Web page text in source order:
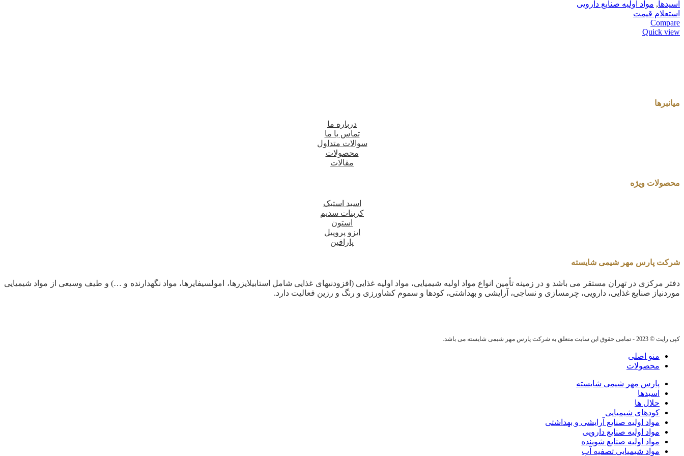
اسیدها, مواد اولیه صنایع دارویی
استعلام قیمت
Compare
Quick view
میانبرها
درباره ما
تماس با ما
سوالات متداول
محصولات
مقالات
محصولات ویژه
اسید استیک
کربنات سدیم
استون
ایزو پروپیل
پارافین
شرکت پارس مهر شیمی شایسته
دفتر مرکزی در تهران مستقر می باشد و در زمینه تأمین انواع مواد اولیه شیمیایی، مواد اولیه غذایی (افزودنیهای غذایی شامل استابیلایزرها، امولسیفایرها، مواد نگهدارنده و …) و طیف وسیعی از مواد شیمیایی
موردنیاز صنایع غذایی، دارویی، چرمسازی و نساجی، آرایشی و بهداشتی، کودها و سموم کشاورزی و رنگ و رزین فعالیت دارد.
کپی رایت © 2023 - تمامی حقوق این سایت متعلق به شرکت پارس مهر شیمی شایسته می باشد.
منو اصلی
محصولات
پارس مهر شیمی شایسته
اسیدها
حلال ها
کودهای شیمیایی
مواد اولیه صنایع آرایشی و بهداشتی
مواد اولیه صنایع دارویی
مواد اولیه صنایع شوینده
مواد شیمیایی تصفیه آب